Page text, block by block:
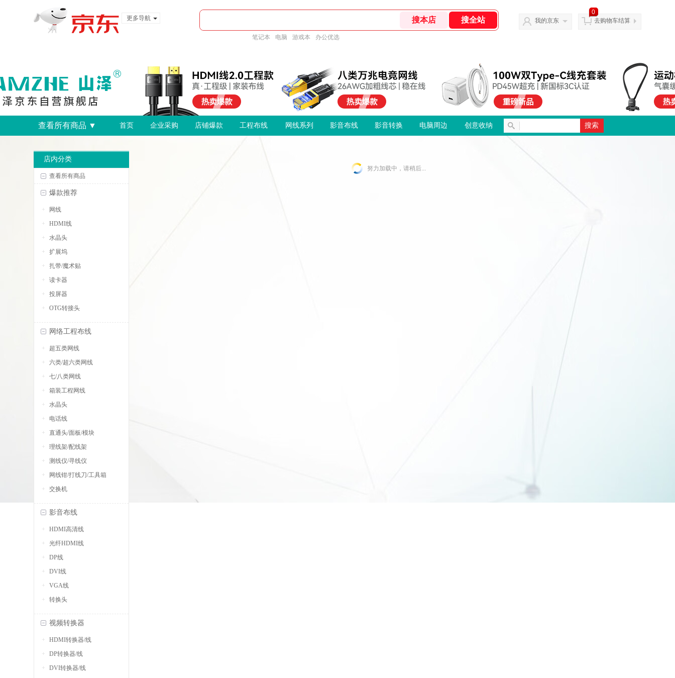
更多导航
笔记本 电脑 游戏本 办公优选
我的京东
0
去购物车结算
搜索
查看所有商品 ▼ 首页 店铺爆款 工程布线 网线系列 影音布线 影音转换 电脑周边 创意收纳
企业采购
店内分类
查看所有商品
爆款推荐
网线
HDMI线
水晶头
扩展坞
扎带/魔术贴
读卡器
投屏器
OTG转接头
网络工程布线
超五类网线
六类/超六类网线
七/八类网线
箱装工程网线
水晶头
电话线
直通头/面板/模块
理线架/配线架
测线仪/寻线仪
网线钳/打线刀/工具箱
交换机
影音布线
HDMI高清线
光纤HDMI线
DP线
DVI线
VGA线
转换头
视频转换器
HDMI转换器/线
DP转换器/线
DVI转换器/线
努力加载中，请稍后...